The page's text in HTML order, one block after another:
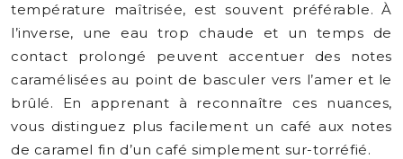
température maîtrisée, est souvent préférable. À
l’inverse, une eau trop chaude et un temps de
contact prolongé peuvent accentuer des notes
caramélisées au point de basculer vers l’amer et le
brûlé. En apprenant à reconnaître ces nuances,
vous distinguez plus facilement un café aux notes
de caramel fin d’un café simplement sur-torréfié.